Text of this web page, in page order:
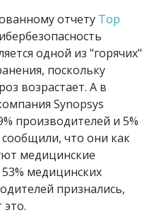
отчету Top
одной из "горячих"
поскольку
возрастает. А в
Synopsys
производителей и 5%
что они как
медицинские
медицинских
признались,